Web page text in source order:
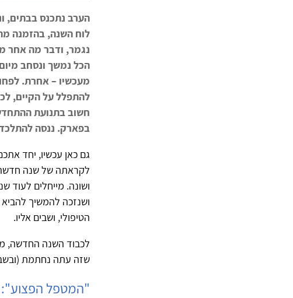
הערב נתכנס בבתים,
לוח השנה, בהזמנה
נגמר, ודבר מה אחר
הכל נמשך ונסחב
מעכשיו – אחרת.
להתפלל על הקיים,
חשוב בתנועת
בפארק. ננסה
גם כאן עכשיו, יחד
לקראתה של שנה
ושונה. מייחלים לעוד
ושנזכה להמשיך
הטיפולי, ושבים אליו.
לכבוד השנה החדשה,
שזה עתה נחתמת
"המטפל הפצוע":